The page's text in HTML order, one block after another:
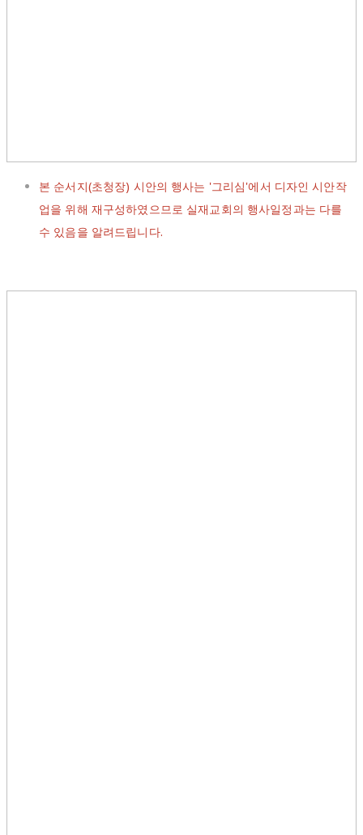
본 순서지(초청장) 시안의 행사는 '그리심'에서 디자인 시안작
업을 위해 재구성하였으므로 실재교회의 행사일정과는 다를
수 있음을 알려드립니다.